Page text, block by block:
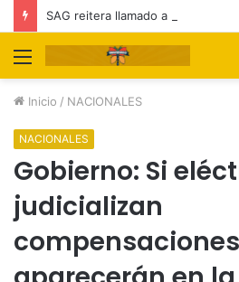
Menú
Inicio / NACIONALES
NACIONALES
Gobierno: Si
judicializan